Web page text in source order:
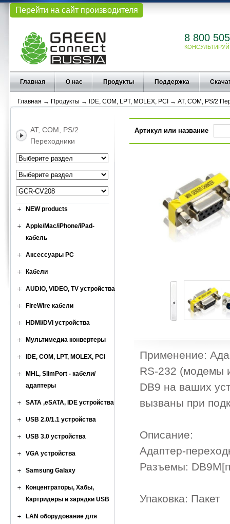
Перейти на сайт производителя
8 800
Главная О нас Продукты Поддержка
Главная → Продукты → IDE, COM, LPT, MOLEX, PCI → AT, COM, PS/2
AT, COM, PS/2
Переходники
NEW products
Apple/Mac/iPhone/iPad-
кабель
Аксессуары PC
Кабели
AUDIO, VIDEO, TV устройства
FireWire кабели
HDMI/DVI устройства
Мультимедиа конвертеры
IDE, COM, LPT, MOLEX, PCI
MHL, SlimPort - кабели/
адаптеры
SATA ,eSATA, IDE устройства
USB 2.0/1.1 устройства
USB 3.0 устройства
VGA устройства
Samsung Galaxy
Концентраторы, Хабы,
Картридеры и зарядки USB
LAN оборудование для
Артикул или название
Применение:
RS-232 (модемы
DB9 на ваших
вызваны при
Описание:
Адаптер-
Разъемы:
Упаковка: Пакет